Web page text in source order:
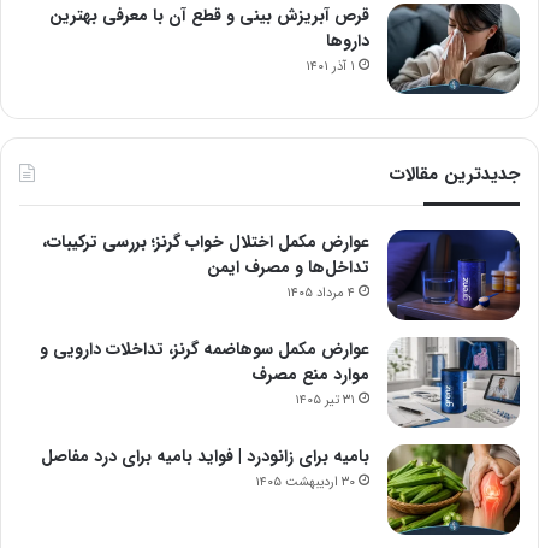
قرص آبریزش بینی و قطع آن با معرفی بهترین
داروها
۱ آذر ۱۴۰۱
جدیدترین مقالات
عوارض مکمل اختلال خواب گرنز؛ بررسی ترکیبات،
تداخل‌ها و مصرف ایمن
۴ مرداد ۱۴۰۵
عوارض مکمل سوهاضمه گرنز، تداخلات دارویی و
موارد منع مصرف
۳۱ تیر ۱۴۰۵
بامیه برای زانودرد | فواید بامیه برای درد مفاصل
۳۰ اردیبهشت ۱۴۰۵